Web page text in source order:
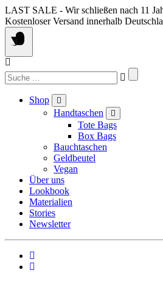
Springe
zum
Inhalt
LAST SALE - Wir schließen nach 11
Kostenloser Versand innerhalb
Suchen
nach:
Shop
Handtaschen
Tote Bags
Box Bags
Bauchtaschen
Geldbeutel
Vegan
Über uns
Lookbook
Materialien
Stories
Newsletter